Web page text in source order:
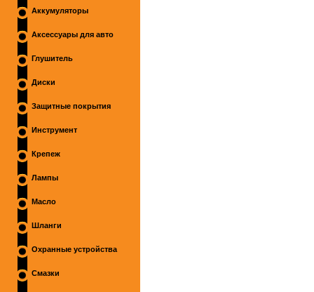
Аккумуляторы
Аксессуары для авто
Глушитель
Диски
Защитные покрытия
Инструмент
Крепеж
Лампы
Масло
Шланги
Охранные устройства
Смазки